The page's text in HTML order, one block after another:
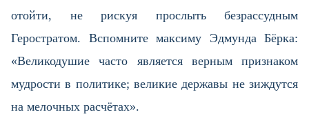
отойти, не рискуя прослыть безрассудным
Геростратом. Вспомните максиму Эдмунда Бёрка:
«Великодушие часто является верным признаком
мудрости в политике; великие державы не зиждутся
на мелочных расчётах». ​